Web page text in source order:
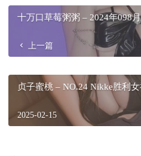
十万口草莓粥粥 – 2024年098
上一篇
贞子蜜桃 – NO.24 Nikke胜利
2025-02-15